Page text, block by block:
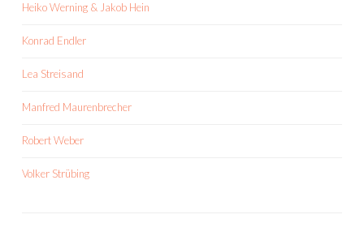
Heiko Werning & Jakob Hein
Konrad Endler
Lea Streisand
Manfred Maurenbrecher
Robert Weber
Volker Strübing